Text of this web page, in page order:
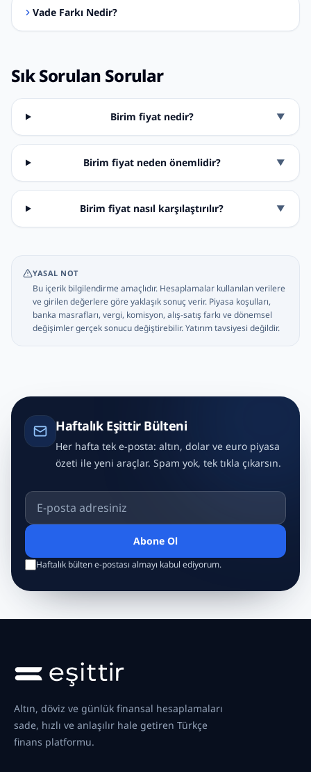
Vade Farkı Nedir?
Sık Sorulan Sorular
Birim fiyat nedir? ▼
Birim fiyat neden önemlidir? ▼
Birim fiyat nasıl karşılaştırılır? ▼
YASAL NOT
Bu içerik bilgilendirme amaçlıdır. Hesaplamalar kullanılan verilere
ve girilen değerlere göre yaklaşık sonuç verir. Piyasa koşulları,
banka masrafları, vergi, komisyon, alış-satış farkı ve dönemsel
değişimler gerçek sonucu değiştirebilir. Yatırım tavsiyesi değildir.
Haftalık Eşittir Bülteni
Her hafta tek e-posta: altın, dolar ve euro piyasa
özeti ile yeni araçlar. Spam yok, tek tıkla çıkarsın.
E-posta adresiniz
Abone Ol
Haftalık bülten e-postası almayı kabul ediyorum.
Altın, döviz ve günlük finansal hesaplamaları
sade, hızlı ve anlaşılır hale getiren Türkçe
finans platformu.